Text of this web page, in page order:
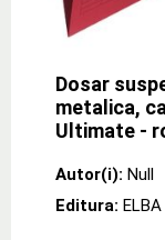
Dosar
metalica,
Ultimate -
Autor(i): Null
Editura: ELBA